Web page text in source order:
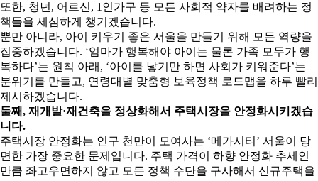
또한, 청년, 어르신, 1인가구 등 모든 사회적 약자를 배려하는 정
책들을 세심하게 챙기겠습니다.
뿐만 아니라, 아이 키우기 좋은 서울을 만들기 위해 모든 역량을
집중하겠습니다. ‘엄마가 행복해야 아이는 물론 가족 모두가 행
복하다’는 원칙 아래, ‘아이를 낳기만 하면 사회가 키워준다’는
분위기를 만들고, 연령대별 맞춤형 보육정책 로드맵을 하루 빨리
제시하겠습니다.
둘째, 재개발·재건축을 정상화해서 주택시장을 안정화시키겠습
니다.
주택시장 안정화는 인구 천만이 모여사는 ‘메가시티’ 서울이 당
면한 가장 중요한 문제입니다. 주택 가격이 하향 안정화 추세인
만큼 좌고우면하지 않고 모든 정책 수단을 구사해서 신규주택을